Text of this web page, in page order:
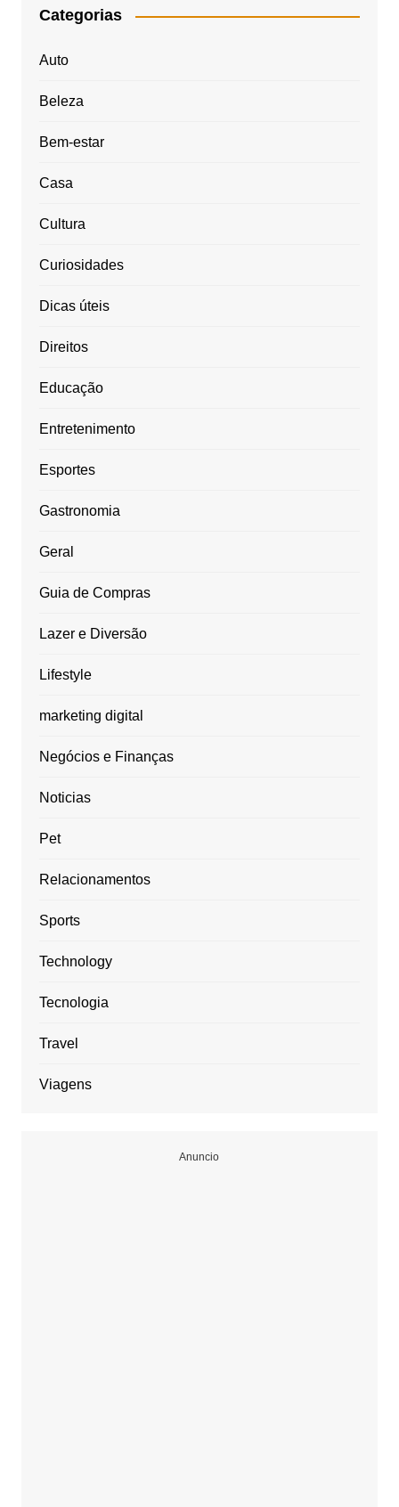
Categorias
Auto
Beleza
Bem-estar
Casa
Cultura
Curiosidades
Dicas úteis
Direitos
Educação
Entretenimento
Esportes
Gastronomia
Geral
Guia de Compras
Lazer e Diversão
Lifestyle
marketing digital
Negócios e Finanças
Noticias
Pet
Relacionamentos
Sports
Technology
Tecnologia
Travel
Viagens
Anuncio